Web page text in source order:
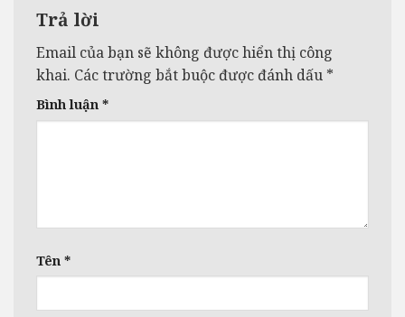
Trả lời
Email của bạn sẽ không được hiển thị công
khai. Các trường bắt buộc được đánh dấu *
Bình luận *
Tên *